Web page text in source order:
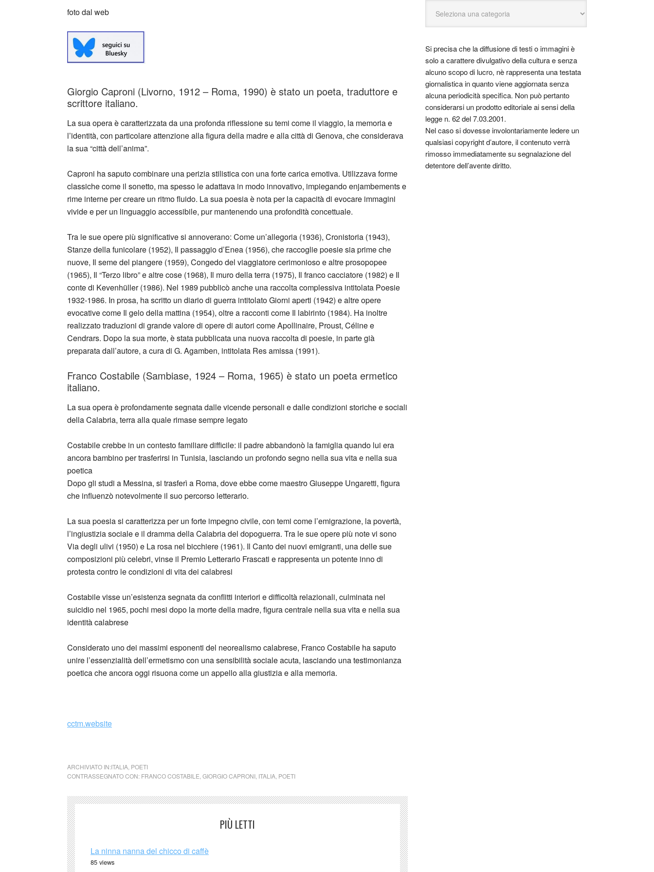
foto dal web
Giorgio Caproni (Livorno, 1912 – Roma, 1990) è stato un poeta, traduttore e
scrittore italiano.
La sua opera è caratterizzata da una profonda riflessione su temi come il viaggio, la memoria e
l’identità, con particolare attenzione alla figura della madre e alla città di Genova, che considerava
la sua “città dell’anima”.
Caproni ha saputo combinare una perizia stilistica con una forte carica emotiva. Utilizzava forme
classiche come il sonetto, ma spesso le adattava in modo innovativo, impiegando enjambements e
rime interne per creare un ritmo fluido. La sua poesia è nota per la capacità di evocare immagini
vivide e per un linguaggio accessibile, pur mantenendo una profondità concettuale.
Tra le sue opere più significative si annoverano: Come un’allegoria (1936), Cronistoria (1943),
Stanze della funicolare (1952), Il passaggio d’Enea (1956), che raccoglie poesie sia prime che
nuove, Il seme del piangere (1959), Congedo del viaggiatore cerimonioso e altre prosopopee
(1965), Il “Terzo libro” e altre cose (1968), Il muro della terra (1975), Il franco cacciatore (1982) e Il
conte di Kevenhüller (1986). Nel 1989 pubblicò anche una raccolta complessiva intitolata Poesie
1932-1986. In prosa, ha scritto un diario di guerra intitolato Giorni aperti (1942) e altre opere
evocative come Il gelo della mattina (1954), oltre a racconti come Il labirinto (1984). Ha inoltre
realizzato traduzioni di grande valore di opere di autori come Apollinaire, Proust, Céline e
Cendrars. Dopo la sua morte, è stata pubblicata una nuova raccolta di poesie, in parte già
preparata dall’autore, a cura di G. Agamben, intitolata Res amissa (1991).
Franco Costabile (Sambiase, 1924 – Roma, 1965) è stato un poeta ermetico
italiano.
La sua opera è profondamente segnata dalle vicende personali e dalle condizioni storiche e sociali
della Calabria, terra alla quale rimase sempre legato
Costabile crebbe in un contesto familiare difficile: il padre abbandonò la famiglia quando lui era
ancora bambino per trasferirsi in Tunisia, lasciando un profondo segno nella sua vita e nella sua
poetica
Dopo gli studi a Messina, si trasferì a Roma, dove ebbe come maestro Giuseppe Ungaretti, figura
che influenzò notevolmente il suo percorso letterario.
La sua poesia si caratterizza per un forte impegno civile, con temi come l’emigrazione, la povertà,
l’ingiustizia sociale e il dramma della Calabria del dopoguerra. Tra le sue opere più note vi sono
Via degli ulivi (1950) e La rosa nel bicchiere (1961). Il Canto dei nuovi emigranti, una delle sue
composizioni più celebri, vinse il Premio Letterario Frascati e rappresenta un potente inno di
protesta contro le condizioni di vita dei calabresi
Costabile visse un’esistenza segnata da conflitti interiori e difficoltà relazionali, culminata nel
suicidio nel 1965, pochi mesi dopo la morte della madre, figura centrale nella sua vita e nella sua
identità calabrese
Considerato uno dei massimi esponenti del neorealismo calabrese, Franco Costabile ha saputo
unire l’essenzialità dell’ermetismo con una sensibilità sociale acuta, lasciando una testimonianza
poetica che ancora oggi risuona come un appello alla giustizia e alla memoria.
cctm.website
ARCHIVIATO IN:ITALIA POETI
CONTRASSEGNATO CON: FRANCO COSTABILE GIORGIO CAPRONI ITALIA POETI
PIÙ LETTI
La ninna nanna del chicco di caffè
85 views
Si precisa che la diffusione di testi o immagini è
solo a carattere divulgativo della cultura e senza
alcuno scopo di lucro, nè rappresenta una testata
giornalistica in quanto viene aggiornata senza
alcuna periodicità specifica. Non può pertanto
considerarsi un prodotto editoriale ai sensi della
legge n. 62 del 7.03.2001.
Nel caso si dovesse involontariamente ledere un
qualsiasi copyright d’autore, il contenuto verrà
rimosso immediatamente su segnalazione del
detentore dell’avente diritto.